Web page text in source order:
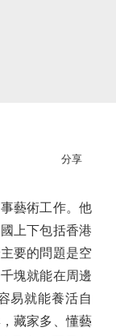
分享
藝術工作。他
上下包括香港
要的問題是空
塊就能在周邊
易就能養活自
藏家多、懂藝